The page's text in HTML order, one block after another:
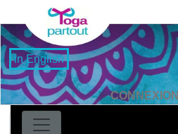
in English
CONNEXION
Find